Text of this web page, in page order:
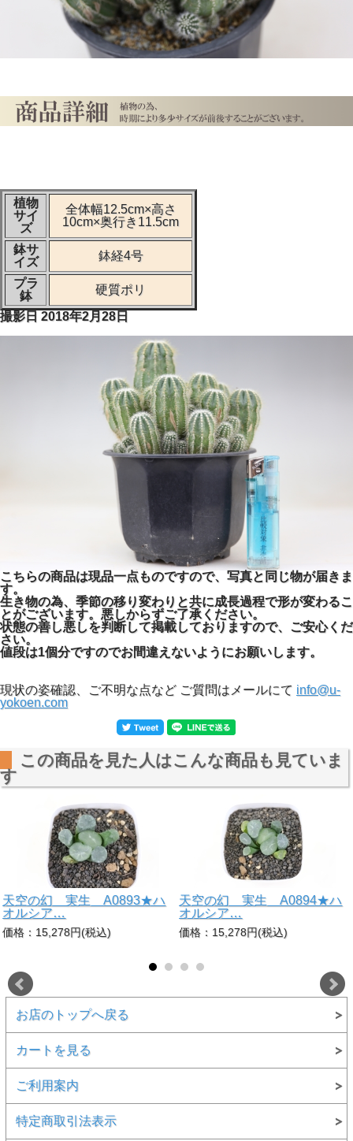
植物
サイ
ズ
全体幅12.5cm×高さ
10cm×奥行き11.5cm
鉢サ
イズ
鉢経4号
プラ
鉢
硬質ポリ
撮影日 2018年2月28日
こちらの商品は現品一点ものですので、写真と同じ物が届きま
す。
生き物の為、季節の移り変わりと共に成長過程で形が変わるこ
とがございます。悪しからずご了承ください。
状態の善し悪しを判断して掲載しておりますので、ご安心くだ
さい。
値段は1個分ですのでお間違えないようにお願いします。
現状の姿確認、ご不明な点など ご質問はメールにて info@u-
yokoen.com
この商品を見た人はこんな商品も見ていま
す
天空の幻 実生 A0893★ハ
オルシア…
価格：15,278円(税込)
天空の幻 実生 A0894★ハ
オルシア…
価格：15,278円(税込)
お店のトップへ戻る
カートを見る
ご利用案内
特定商取引法表示